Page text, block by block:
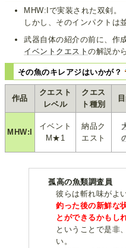
MHW:Iで実装された双剣。
しかし、そのインパクトは
武器自体の紹介の前に、作
イベントクエストの解説か
その魚のキレアジはいかが？
作品
クエスト
レベル
クエス
ト種別
MHW:I
イベント
M★1
納品ク
エスト
孤高の魚類調査員
彼らは斬れ味がよ
釣った後の新鮮な
とができるかもし
ということで是非
い。